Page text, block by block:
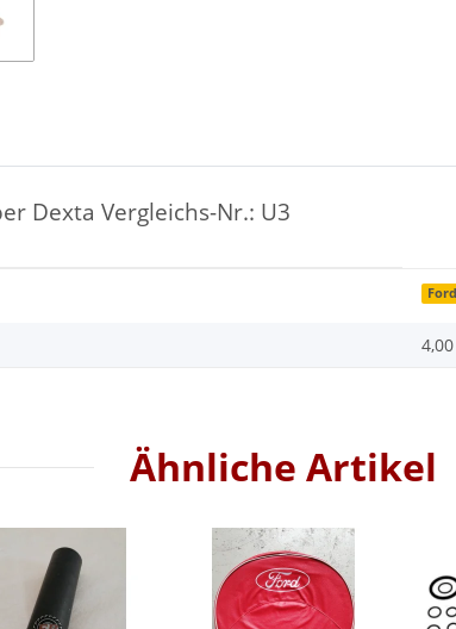
Dexta Vergleichs-Nr.: U3
Ähnliche Artikel